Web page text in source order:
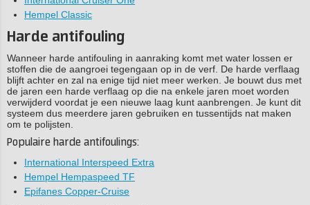
Hempel Classic
Harde antifouling
Wanneer harde antifouling in aanraking komt met water lossen er
stoffen die de aangroei tegengaan op in de verf. De harde verflaag
blijft achter en zal na enige tijd niet meer werken. Je bouwt dus met
de jaren een harde verflaag op die na enkele jaren moet worden
verwijderd voordat je een nieuwe laag kunt aanbrengen. Je kunt dit
systeem dus meerdere jaren gebruiken en tussentijds nat maken
om te polijsten.
Populaire harde antifoulings:
International Interspeed Extra
Hempel Hempaspeed TF
Epifanes Copper-Cruise